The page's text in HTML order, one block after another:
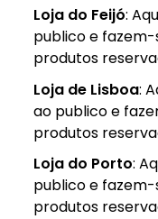
Loja do Feijó:
publico e
produtos
Loja de Lisboa:
ao publico e
produtos
Loja do Porto:
publico e
produtos